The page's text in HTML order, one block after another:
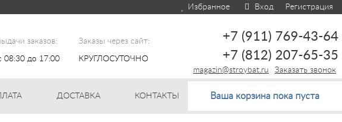
Избранное Вход Регистрация
заказов:
08:30 до 17:00
Заказы через сайт:
КРУГЛОСУТОЧНО
+7 (911) 769-43-64
+7 (812) 207-65-35
Заказать звонок
magazin@stroybat.ru
ДОСТАВКА КОНТАКТЫ Ваша корзина пока пуста